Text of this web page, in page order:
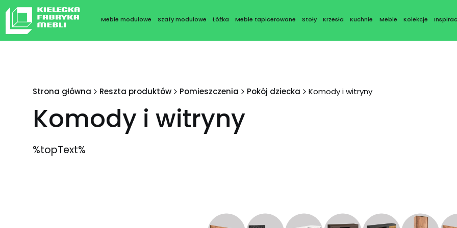
Meble modułowe Szafy modułowe Łóżka Meble tapicerowane Stoły Krzesła Kuchnie Meble Kolekcje
Strona główna Reszta produktów Pomieszczenia Pokój dziecka Komody i witryny
Komody i witryny
%topText%